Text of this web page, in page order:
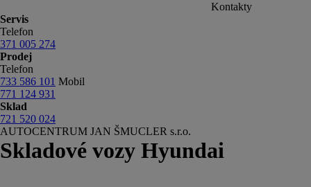
Kontakty
Servis
Telefon
371 005 274
Prodej
Telefon
733 586 101 Mobil
771 124 931
Sklad
721 520 024
AUTOCENTRUM JAN ŠMUCLER s.r.o.
Skladové vozy Hyundai